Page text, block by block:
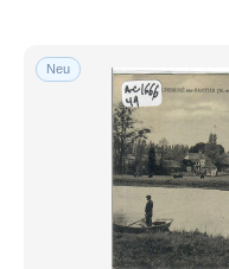
Neu